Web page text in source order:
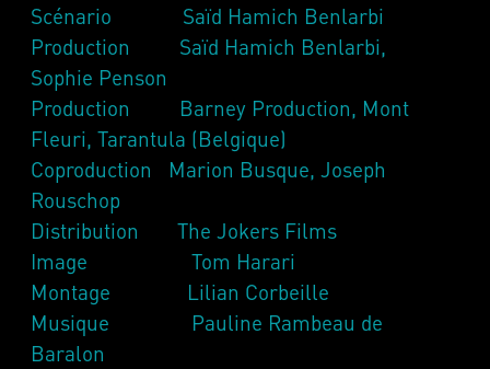
Scénario Saïd Hamich Benlarbi
Production Saïd Hamich Benlarbi,
Sophie Penson
Production Barney Production, Mont
Fleuri, Tarantula (Belgique)
Coproduction Marion Busque, Joseph
Rouschop
Distribution The Jokers Films
Image Tom Harari
Montage Lilian Corbeille
Musique Pauline Rambeau de
Baralon